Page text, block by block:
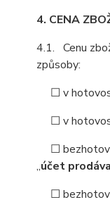
4. CENA
4.1. Cenu
způsoby:
☐ v
☐ v
☐
„účet
☐